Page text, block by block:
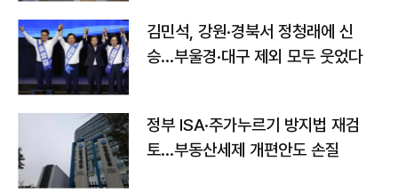
김민석, 강원·경북서 정청래에 신
승…부울경·대구 제외 모두 웃었다
정부 ISA·주가누르기 방지법 재검
토…부동산세제 개편안도 손질